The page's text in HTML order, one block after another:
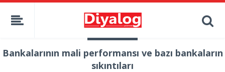
Bankalarının mali performansı ve bazı bankaların
sıkıntıları